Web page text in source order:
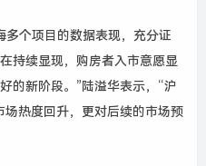
多个项目的数据表现，充分证
持续显现，购房者入市意愿显
的新阶段。”陆溢华表示，“沪
热度回升，更对后续的市场预